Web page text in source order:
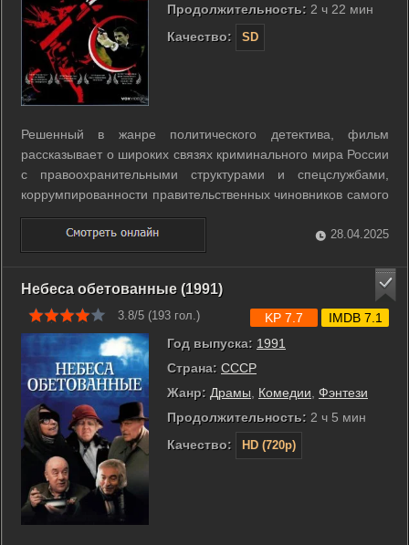
Продолжительность: 2 ч 22 мин
Качество:
SD
Решенный в жанре политического детектива, фильм
рассказывает о широких связях криминального мира России
с правоохранительными структурами и спецслужбами,
коррумпированности правительственных чиновников самого
высоко ранга. ...
28.04.2025
Небеса обетованные (1991)
3.8/5 (193 гол.)
Год выпуска: 1991
Страна: СССР
Жанр: Драмы, Комедии, Фэнтези
Продолжительность: 2 ч 5 мин
Качество:
HD (720p)
KP 7.7 IMDB 7.1